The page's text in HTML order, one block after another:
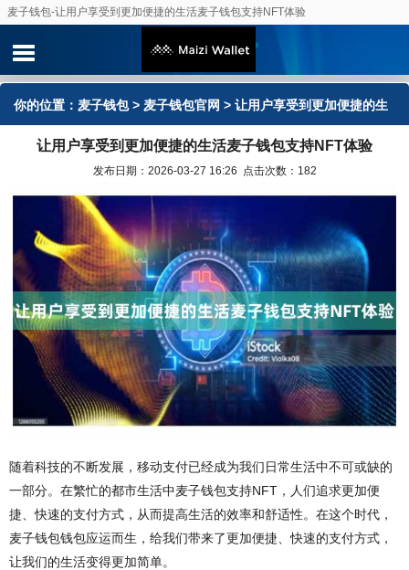
麦子钱包-让用户享受到更加便捷的生活麦子钱包支持NFT体验
你的位置： 麦子钱包> 麦子钱包官网 > 让用户享受到更加便捷的生
活麦子钱包支持NFT体验
让用户享受到更加便捷的生活麦子钱包支持NFT体验
发布日期：2026-03-27 16:26 点击次数：182
随着科技的不断发展，移动支付已经成为我们日常生活中不可或缺的
一部分。在繁忙的都市生活中麦子钱包支持NFT，人们追求更加便
捷、快速的支付方式，从而提高生活的效率和舒适性。在这个时代，
麦子钱包钱包应运而生，给我们带来了更加便捷、快速的支付方式，
让我们的生活变得更加简单。